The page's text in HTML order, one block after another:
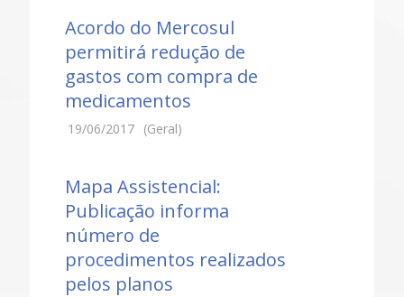
Acordo do Mercosul
permitirá redução de
gastos com compra de
medicamentos
19/06/2017 (Geral)
Mapa Assistencial:
Publicação informa
número de
procedimentos realizados
pelos planos